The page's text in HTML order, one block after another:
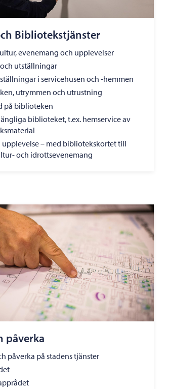
Bibliotekstjänster
evenemang och upplevelser
utställningar
i servicehusen och -hemmen
utrymmen och utrustning
på biblioteken
biblioteket, t.ex. hemservice av
upplevelse – med bibliotekskortet till
och idrottsevenemang
påverka
påverka på stadens tjänster